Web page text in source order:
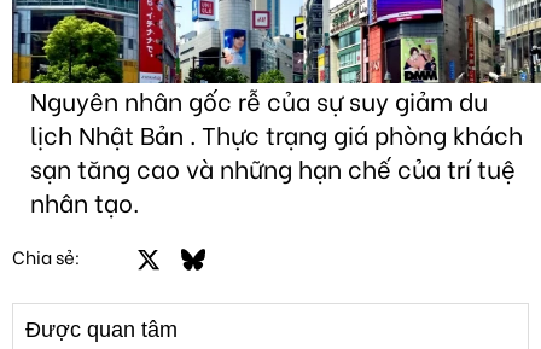
Nguyên nhân gốc rễ của sự suy giảm du
lịch Nhật Bản . Thực trạng giá phòng khách
sạn tăng cao và những hạn chế của trí tuệ
nhân tạo.
Chia sẻ: FacebookBluesky
Được quan tâm